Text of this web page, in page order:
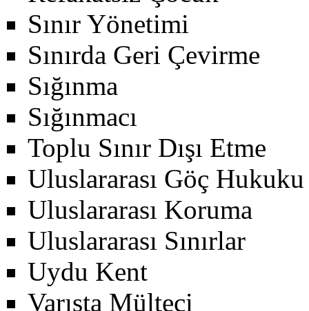
Sınır Yönetimi
Sınırda Geri Çevirme
Sığınma
Sığınmacı
Toplu Sınır Dışı Etme
Uluslararası Göç Hukuku
Uluslararası Koruma
Uluslararası Sınırlar
Uydu Kent
Varışta Mülteci